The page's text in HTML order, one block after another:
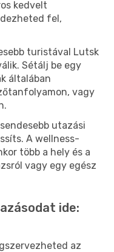
kedvelt
fel,
turistával Lutsk
Sétálj be egy
általában
vagy
utazási
A wellness-
több a hely és a
vagy egy egész
ide:
az